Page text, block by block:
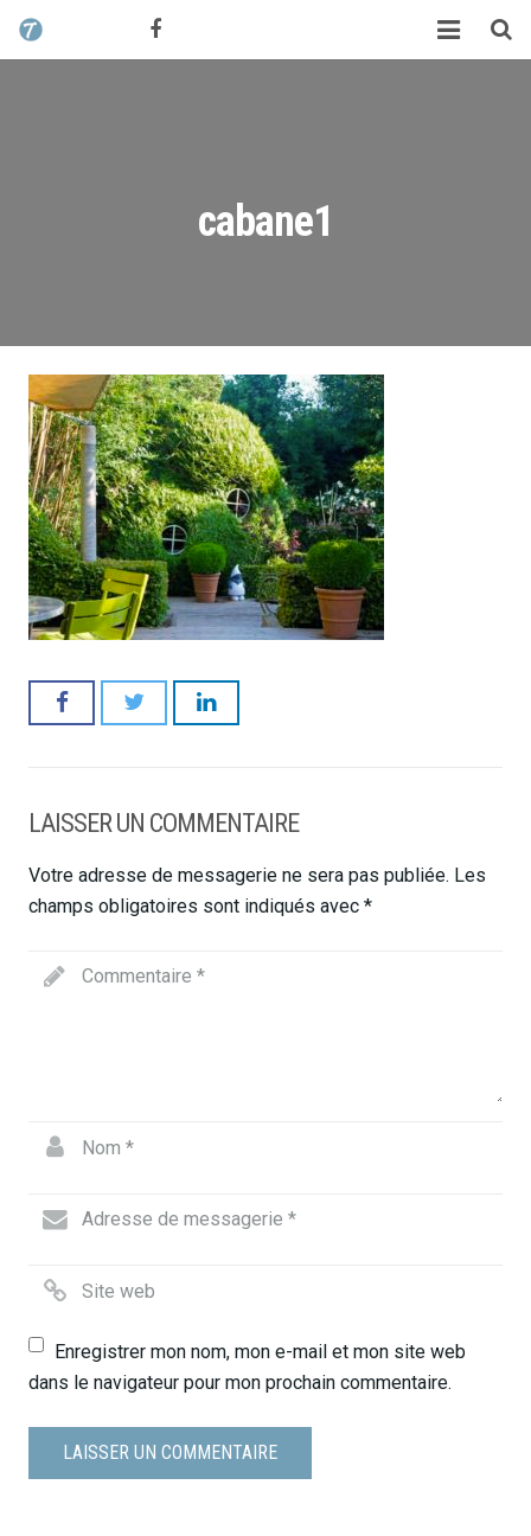
cabane1
LAISSER UN COMMENTAIRE
Votre adresse de messagerie ne sera pas publiée. Les
champs obligatoires sont indiqués avec *
Enregistrer mon nom, mon e-mail et mon site web
dans le navigateur pour mon prochain commentaire.